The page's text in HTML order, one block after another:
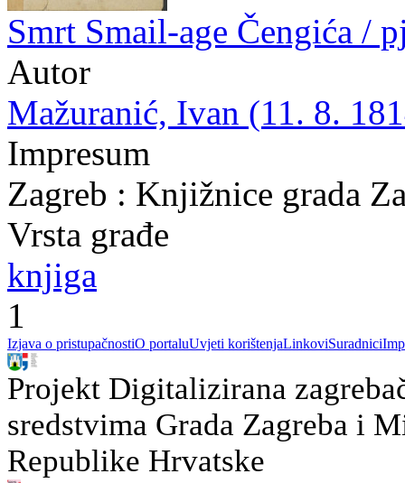
Smrt Smail-age Čengića /
Autor
Mažuranić, Ivan (11. 8.
Impresum
Zagreb : Knjižnice grada
Vrsta građe
knjiga
1
Izjava o pristupačnostiO portaluUvjeti korištenjaLinkoviSuradnici
Projekt Digitalizirana
sredstvima Grada Zagreba i
Republike Hrvatske